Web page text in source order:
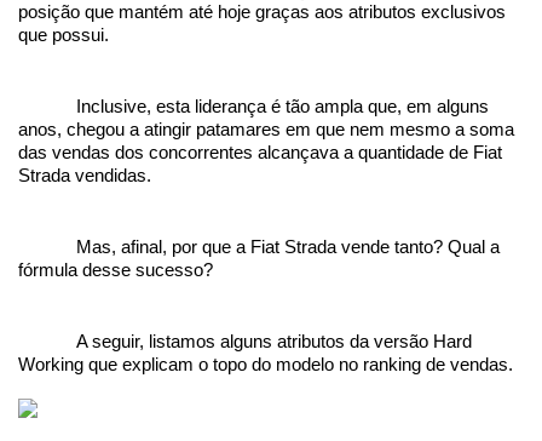
posição que mantém até hoje graças aos atributos exclusivos
que possui.
Inclusive, esta liderança é tão ampla que, em alguns
anos, chegou a atingir patamares em que nem mesmo a soma
das vendas dos concorrentes alcançava a quantidade de Fiat
Strada vendidas.
Mas, afinal, por que a Fiat Strada vende tanto? Qual a
fórmula desse sucesso?
A seguir, listamos alguns atributos da versão Hard
Working que explicam o topo do modelo no ranking de vendas.